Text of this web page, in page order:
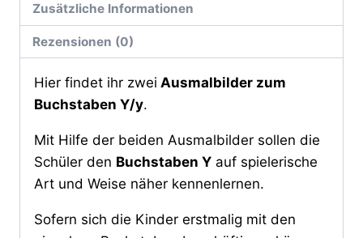
Zusätzliche Informationen
Rezensionen (0)
Hier findet ihr zwei Ausmalbilder zum
Buchstaben Y/y.
Mit Hilfe der beiden Ausmalbilder sollen die
Schüler den Buchstaben Y auf spielerische
Art und Weise näher kennenlernen.
Sofern sich die Kinder erstmalig mit den